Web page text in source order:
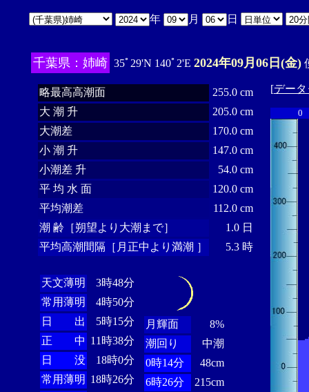
年 月 日
千葉県：姉崎 35ﾟ29'N 140ﾟ2'E 2024年09月06日(金)
略最高高潮面
255.0 cm
大 潮 升
205.0 cm
大潮差
170.0 cm
小 潮 升
147.0 cm
小潮差 升
54.0 cm
平 均 水 面
120.0 cm
平均潮差
112.0 cm
潮 齢［朔望より大潮まで］
1.0 日
平均高潮間隔［月正中より満潮 ］
5.3 時
天文薄明
3時48分
常用薄明
4時50分
日 出
5時15分
正 中 11時38分
日 没
18時0分
常用薄明 18時26分
月輝面
8%
潮回り
中潮
0時14分
48cm
6時26分
215cm
[デー
0